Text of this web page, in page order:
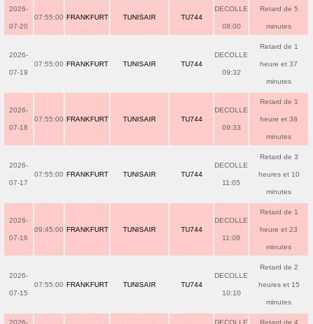
2026-
07-20
07:55:00 FRANKFURT TUNISAIR TU744
DECOLLE
08:00
Retard de 5
minutes
2026-
07-19
07:55:00 FRANKFURT TUNISAIR TU744
DECOLLE
09:32
Retard de 1
heure et 37
minutes
2026-
07-18
07:55:00 FRANKFURT TUNISAIR TU744
DECOLLE
09:33
Retard de 1
heure et 38
minutes
2026-
07-17
07:55:00 FRANKFURT TUNISAIR TU744
DECOLLE
11:05
Retard de 3
heures et 10
minutes
2026-
07-16
09:45:00 FRANKFURT TUNISAIR TU744
DECOLLE
11:08
Retard de 1
heure et 23
minutes
2026-
07-15
07:55:00 FRANKFURT TUNISAIR TU744
DECOLLE
10:10
Retard de 2
heures et 15
minutes
2026- DECOLLE Retard de 4